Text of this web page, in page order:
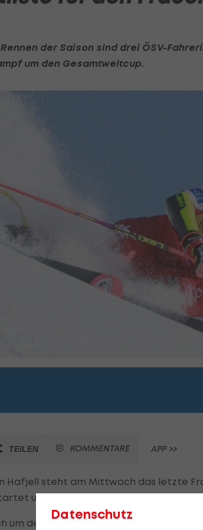
der Saison sind drei ÖSV-
um den Gesamtweltcup.
TEILEN KOMMENTARE APP >>
Hafjell steht am Mittwoch das letzte
um 9:30 Uhr im
um den Gewinn der großen
Datenschutz